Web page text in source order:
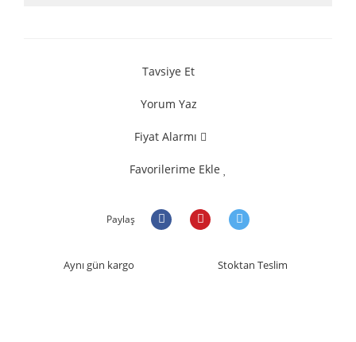
Tavsiye Et
Yorum Yaz
Fiyat Alarmı
Favorilerime Ekle
Paylaş
Aynı gün kargo Stoktan Teslim